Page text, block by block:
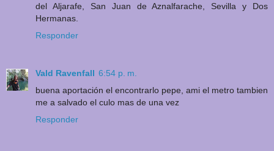
del Aljarafe, San Juan de Aznalfarache, Sevilla y Dos
Hermanas.
Responder
Vald Ravenfall 6:54 p. m.
buena aportación el encontrarlo pepe, ami el metro tambien
me a salvado el culo mas de una vez
Responder